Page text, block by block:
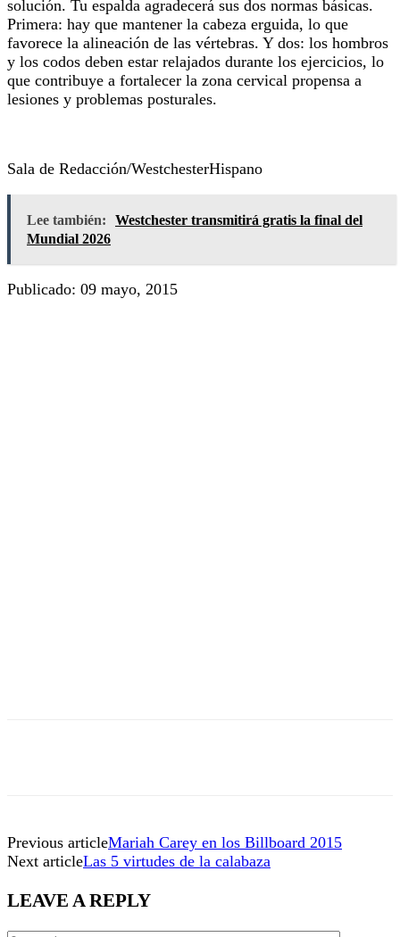
solución. Tu espalda agradecerá sus dos normas básicas.
Primera: hay que mantener la cabeza erguida, lo que
favorece la alineación de las vértebras. Y dos: los hombros
y los codos deben estar relajados durante los ejercicios, lo
que contribuye a fortalecer la zona cervical propensa a
lesiones y problemas posturales.
Sala de Redacción/WestchesterHispano
Lee también:
Westchester transmitirá gratis la final del
Mundial 2026
Publicado: 09 mayo, 2015
Previous articleMariah Carey en los Billboard 2015
Next articleLas 5 virtudes de la calabaza
LEAVE A REPLY